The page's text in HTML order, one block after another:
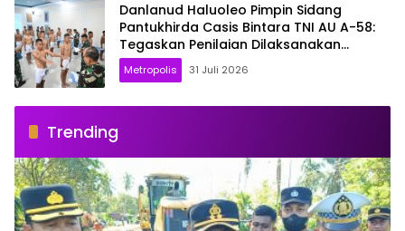
Danlanud Haluoleo Pimpin Sidang
Pantukhirda Casis Bintara TNI AU A-58:
Tegaskan Penilaian Dilaksanakan
Secara Profesional dan Transparan
Metropolis 31 Juli 2026
Trending